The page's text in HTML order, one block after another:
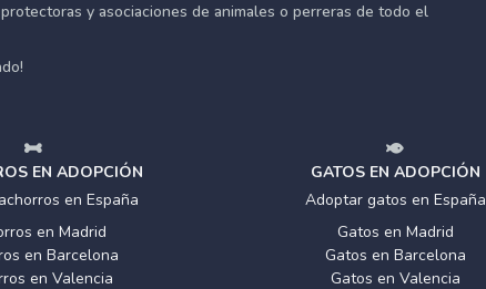
y asociaciones de animales o perreras de todo el
EN ADOPCIÓN
en España
en Madrid
en Barcelona
en Valencia
GATOS EN ADOPCIÓN
Adoptar gatos en España
Gatos en Madrid
Gatos en Barcelona
Gatos en Valencia